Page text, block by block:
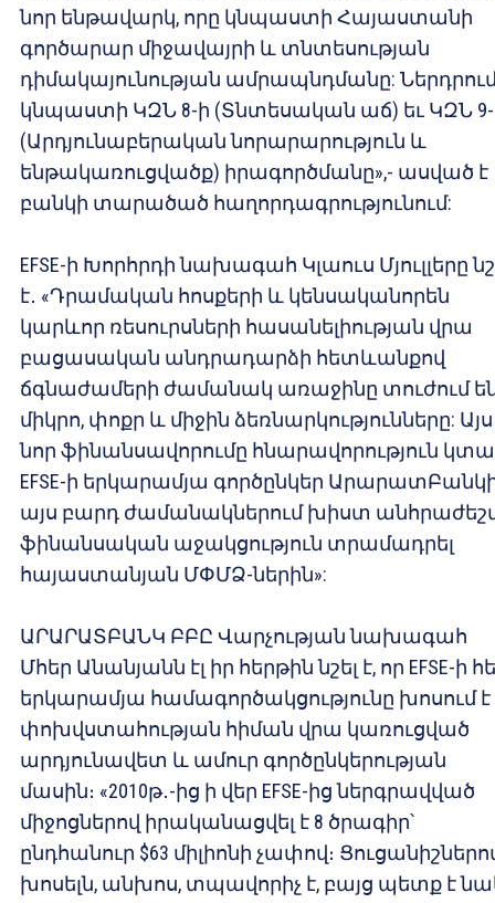
նոր ենթավարկ, որը կնպաստի Հայաստանի
գործարար միջավայրի և տնտեսության
դիմակայունության ամրապնդմանը:
կնպաստի ԿԶՆ 8-ի (Տնտեսական աճ) եւ ԿԶՆ
(Արդյունաբերական նորարարություն և
ենթակառուցվածք) իրագործմանը»,- ասված է
բանկի տարածած հաղորդագրությունում:
EFSE-ի Խորհրդի նախագահ Կլաուս Մյուլլերը
է․ «Դրամական հոսքերի և կենսականորեն
կարևոր ռեսուրսների հասանելիության վրա
բացասական անդրադարձի հետևանքով
ճգնաժամերի ժամանակ առաջինը տուժում
միկրո, փոքր և միջին ձեռնարկությունները: Այս
նոր ֆինանսավորումը հնարավորություն կտա
EFSE-ի երկարամյա գործընկեր
այս բարդ ժամանակներում խիստ
ֆինանսական աջակցություն տրամադրել
հայաստանյան ՄՓՄՁ-ներին»:
ԱՐԱՐԱՏԲԱՆԿ ԲԲԸ Վարչության նախագահ
Մհեր Անանյանն էլ իր հերթին նշել է, որ EFSE-ի
երկարամյա համագործակցությունը խոսում է
փոխվստահության հիման վրա կառուցված
արդյունավետ և ամուր գործընկերության
մասին։ «2010թ․-ից ի վեր EFSE-ից ներգրավված
միջոցներով իրականացվել է 8 ծրագիր՝
ընդհանուր $63 միլիոնի չափով։
խոսելն, անխոս, տպավորիչ է, բայց պետք է